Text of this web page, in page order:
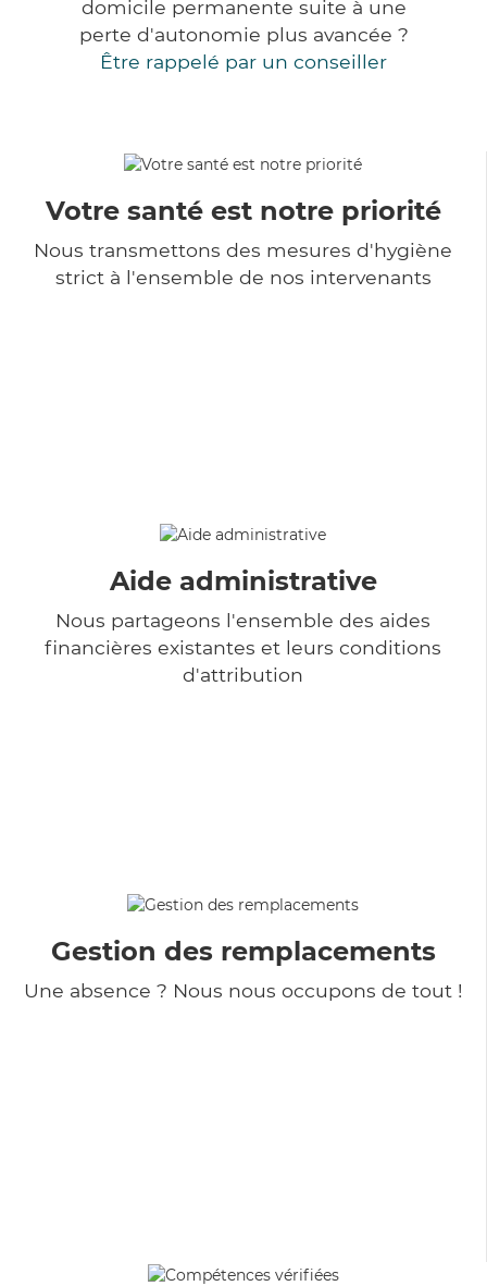
domicile permanente suite à une
perte d'autonomie plus avancée ?
Être rappelé par un conseiller
Votre santé est notre priorité
Nous transmettons des mesures d'hygiène
strict à l'ensemble de nos intervenants
Aide administrative
Nous partageons l'ensemble des aides
financières existantes et leurs conditions
d'attribution
Gestion des remplacements
Une absence ? Nous nous occupons de tout !